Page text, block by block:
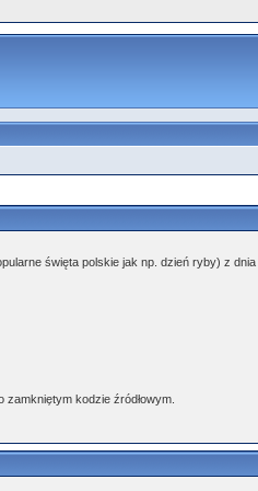
święta polskie jak np. dzień ryby) z
kodzie źródłowym.